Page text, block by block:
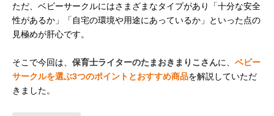
ただ、ベビーサークルにはさまざまなタイプがあり「十分な安全
性があるか」「自宅の環境や用途にあっているか」といった点の
見極めが肝心です。
そこで今回は、 保育士ライターのたまおきまりこさんに、 ベビー
サークルを選ぶ3つのポイントとおすすめ商品を解説していただ
きました。